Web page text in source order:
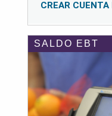
CREAR CUENTA
SALDO EBT